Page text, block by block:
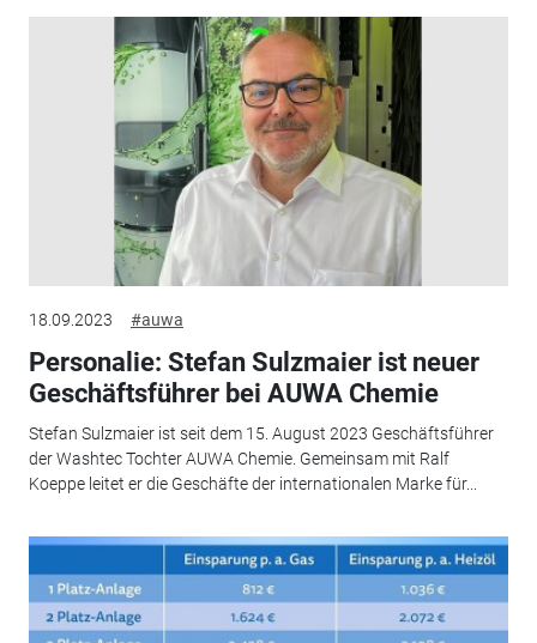
18.09.2023 #auwa
Personalie: Stefan Sulzmaier ist neuer
Geschäftsführer bei AUWA Chemie
Stefan Sulzmaier ist seit dem 15. August 2023 Geschäftsführer
der Washtec Tochter AUWA Chemie. Gemeinsam mit Ralf
Koeppe leitet er die Geschäfte der internationalen Marke für...